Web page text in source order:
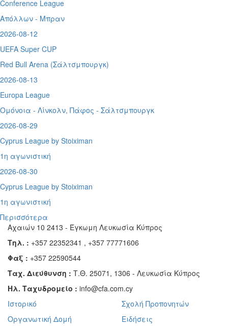
Conference League
Απόλλων - Μπραν
2026-08-12
UEFA Super CUP
Red Bull Arena (Σάλτσμπουργκ)
2026-08-13
Europa League
Ομόνοια - Λίνκολν, Πάφος - Σάλτσμπουργκ
2026-08-29
Cyprus League by Stoiximan
1η αγωνιστική
2026-08-30
Cyprus League by Stoiximan
1η αγωνιστική
Περισσότερα
Αχαιών 10 2413 - Έγκωμη Λευκωσία Κύπρος
Τηλ. : +357 22352341 , +357 77771606
Φαξ : +357 22590544
Ταχ. Διεύθυνση : Τ.Θ. 25071, 1306 - Λευκωσία Κύπρος
Ηλ. Ταχυδρομείο : info@cfa.com.cy
Ιστορικό
Οργανωτική Δομή
Σχολή Προπονητών
Ειδήσεις